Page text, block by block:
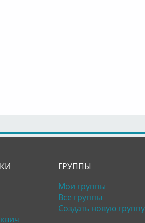
ГРУППЫ
Мои группы
Все группы
Создать новую группу